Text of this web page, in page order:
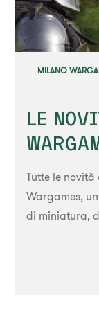
MILANO
LE
Tutte le
Wargames,
di miniatura,